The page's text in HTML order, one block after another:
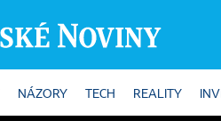
NÁZORY TECH REALITY